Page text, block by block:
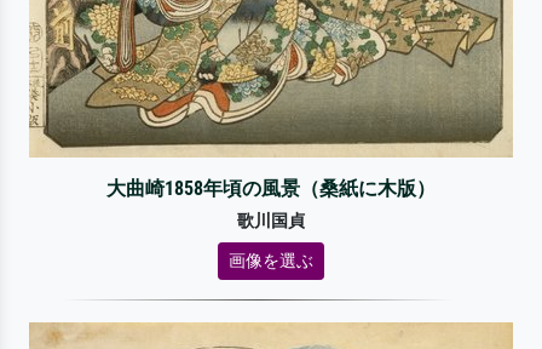
大曲崎1858年頃の風景（桑紙に木版）
歌川国貞
画像を選ぶ